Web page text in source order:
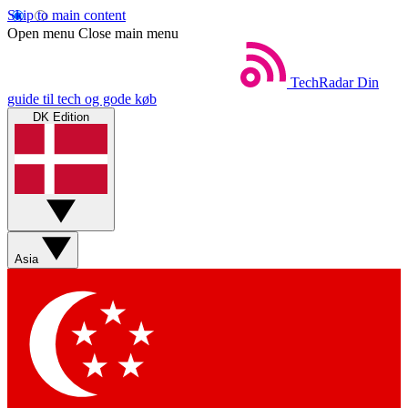
Skip to main content
Open menu Close main menu
TechRadar Din
guide til tech og gode køb
DK Edition
Asia